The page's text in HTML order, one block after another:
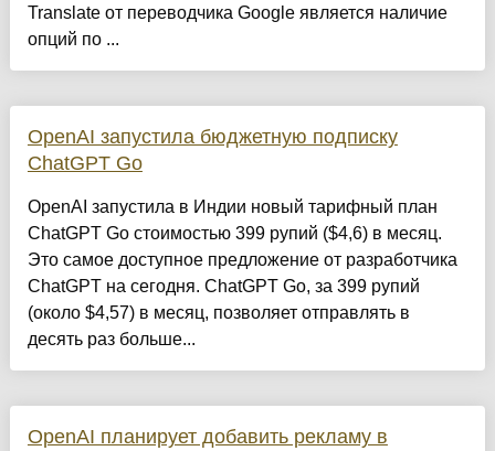
Translate от переводчика Google является наличие
опций по ...
OpenAI запустила бюджетную подписку
ChatGPT Go
OpenAI запустила в Индии новый тарифный план
ChatGPT Go стоимостью 399 рупий ($4,6) в месяц.
Это самое доступное предложение от разработчика
ChatGPT на сегодня. ChatGPT Go, за 399 рупий
(около $4,57) в месяц, позволяет отправлять в
десять раз больше...
OpenAI планирует добавить рекламу в